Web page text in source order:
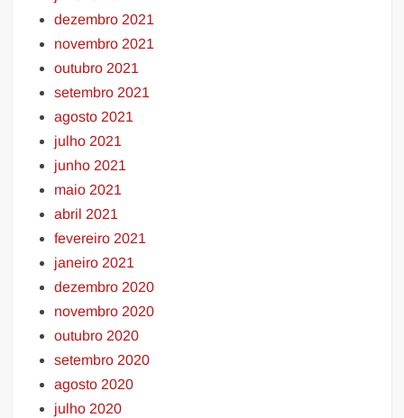
dezembro 2021
novembro 2021
outubro 2021
setembro 2021
agosto 2021
julho 2021
junho 2021
maio 2021
abril 2021
fevereiro 2021
janeiro 2021
dezembro 2020
novembro 2020
outubro 2020
setembro 2020
agosto 2020
julho 2020